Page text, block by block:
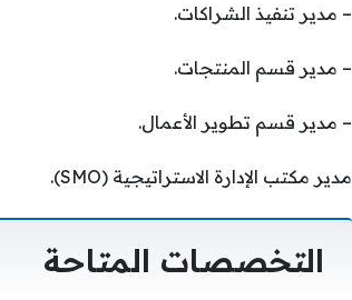
– مدير تنفيذ الشراكات.
– مدير قسم المنتجات.
– مدير قسم تطوير الأعمال.
مدير مكتب الإدارة الاستراتيجية (SMO).
التخصصات المتاحة